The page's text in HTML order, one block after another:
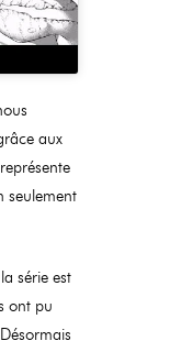
aux
seulement
série est
ont pu